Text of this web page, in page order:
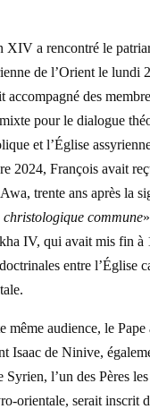
XIV a rencontré le
de l’Orient le lundi
accompagné des
pour le dialogue
et l’Église
2024, François avait
trente ans après la
commune
IV, qui avait mis fin à
entre l’Église
même audience, le
Isaac de Ninive,
Syrien, l’un des Pères
orientale, serait inscrit